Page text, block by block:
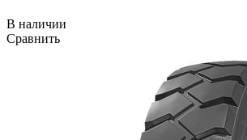
В наличии
Сравнить